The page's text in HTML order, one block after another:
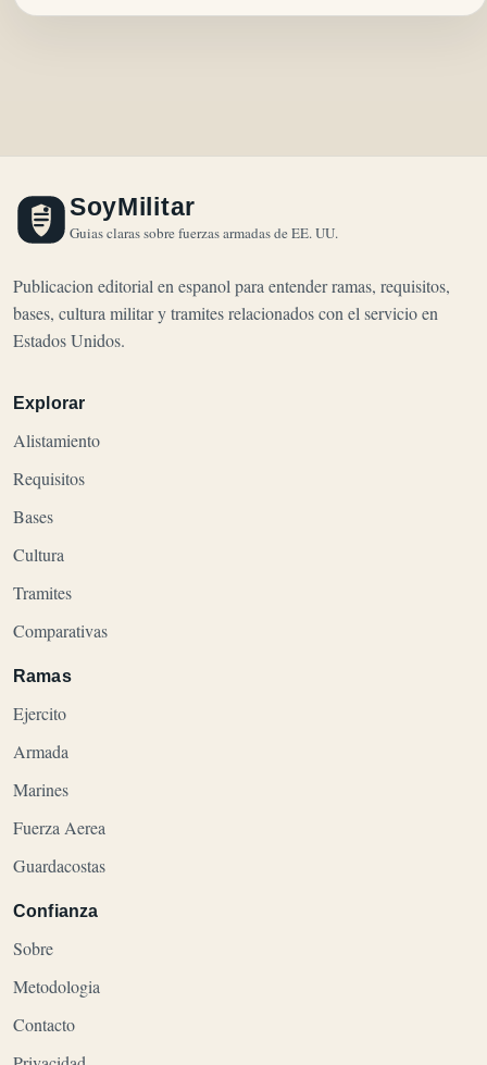
SoyMilitar
Guias claras sobre fuerzas armadas de EE. UU.
Publicacion editorial en espanol para entender ramas, requisitos,
bases, cultura militar y tramites relacionados con el servicio en
Estados Unidos.
Explorar
Alistamiento
Requisitos
Bases
Cultura
Tramites
Comparativas
Ramas
Ejercito
Armada
Marines
Fuerza Aerea
Guardacostas
Confianza
Sobre
Metodologia
Contacto